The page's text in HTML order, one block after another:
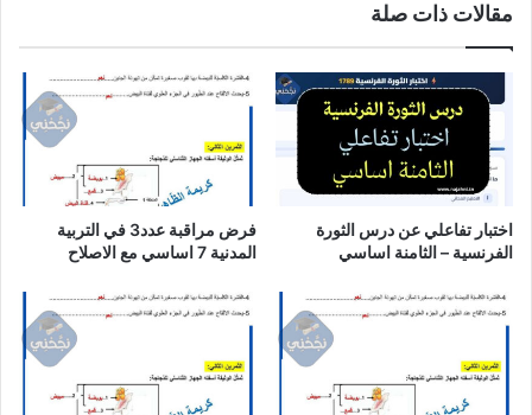
مقالات ذات صلة
اختبار تفاعلي عن درس الثورة
الفرنسية – الثامنة اساسي
فرض مراقبة عدد3 في التربية
المدنية 7 اساسي مع الاصلاح